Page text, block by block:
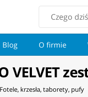
Blog O firmie
VELVET
Fotele, krzesła, taborety, pufy